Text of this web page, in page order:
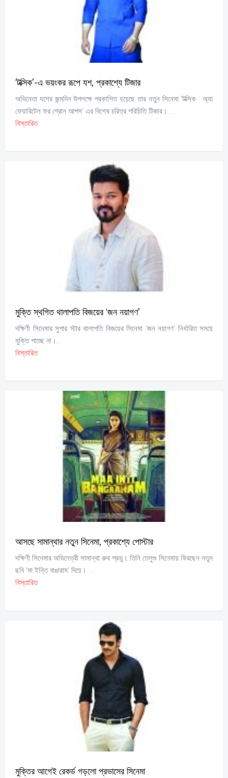
‘টক্সিক’-এ ভয়ংকর রূপে যশ, প্রকাশ্যে টিজার
অভিনেতা যশের জন্মদিন উপলক্ষে প্রকাশিত হয়েছে তার নতুন সিনেমা ‘টক্সিক : অ্যা
ফেয়ারিটেল ফর গ্রোন আপস’ এর বিশেষ চরিত্র পরিচিতি টিজার।...
বিস্তারিত
মুক্তি স্থগিত থালাপতি বিজয়ের ‘জন নয়াগণ’
দক্ষিণী সিনেমার সুপার স্টার থালাপতি বিজয়ের সিনেমা ‘জন নয়াগণ’ নির্ধারিত সময়ে
মুক্তি পাচ্ছে না।...
বিস্তারিত
আসছে সামান্থার নতুন সিনেমা, প্রকাশ্যে পোস্টার
দক্ষিণী সিনেমার অভিনেত্রী সামান্থা রুথ প্রভু। তিনি তেলুগু সিনেমায় ফিরছেন নতুন
ছবি ‘মা ইন্তি বাঙারাম’ দিয়ে। ...
বিস্তারিত
মুক্তির আগেই রেকর্ড গড়লো প্রভাসের সিনেমা